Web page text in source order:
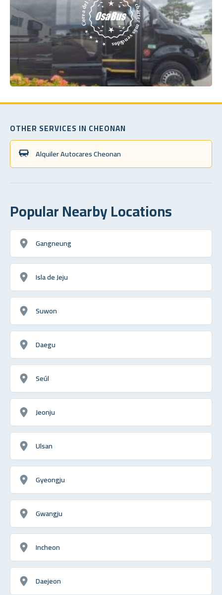
OTHER SERVICES IN CHEONAN
Alquiler Autocares Cheonan
Popular Nearby Locations
Gangneung
Isla de Jeju
Suwon
Daegu
Seúl
Jeonju
Ulsan
Gyeongju
Gwangju
Incheon
Daejeon